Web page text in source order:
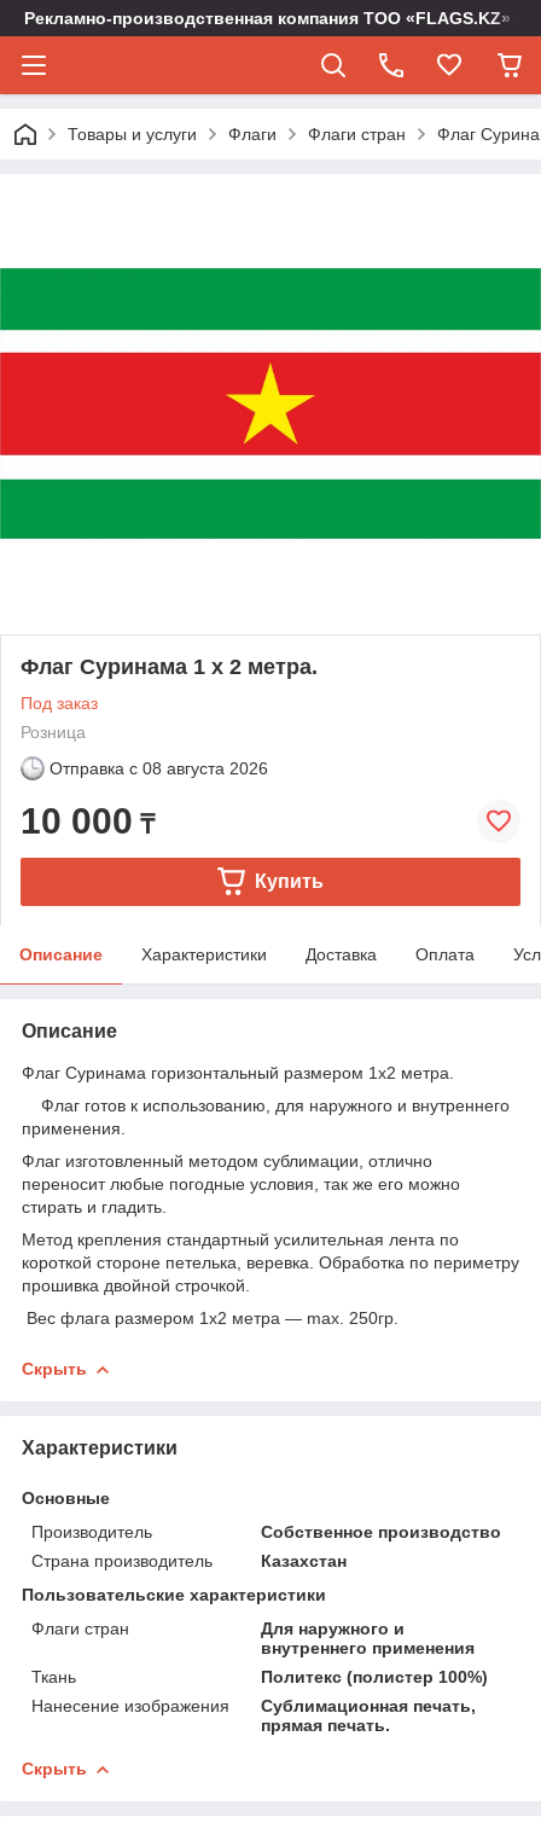
Рекламно-производственная компания ТОО «FLAGS.KZ» -
Товары и услуги Флаги Флаги стран Флаг
Флаг Суринама 1 х 2 метра.
Под заказ
Розница
Отправка с 08 августа 2026
10 000 ₸
Купить
Описание Характеристики Доставка Оплата
Описание
Флаг Суринама горизонтальный размером 1х2 метра.
Флаг готов к использованию, для наружного и внутреннего
применения.
Флаг изготовленный методом сублимации, отлично
переносит любые погодные условия, так же его можно
стирать и гладить.
Метод крепления стандартный усилительная лента по
короткой стороне петелька, веревка. Обработка по периметру
прошивка двойной строчкой.
Вес флага размером 1х2 метра ― max. 250гр.
Скрыть
Характеристики
Основные
Производитель
Собственное производство
Страна производитель
Казахстан
Пользовательские характеристики
Флаги стран
Для наружного и
внутреннего применения
Ткань
Политекс (полистер 100%)
Нанесение изображения
Сублимационная печать,
прямая печать.
Скрыть